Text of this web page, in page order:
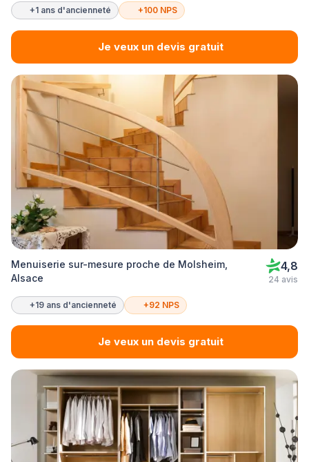
+1 ans d'ancienneté +100 NPS
Je veux un devis gratuit
Menuiserie sur-mesure proche de Molsheim,
Alsace
4,8
24 avis
+19 ans d'ancienneté +92 NPS
Je veux un devis gratuit